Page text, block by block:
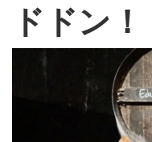
ドドン！